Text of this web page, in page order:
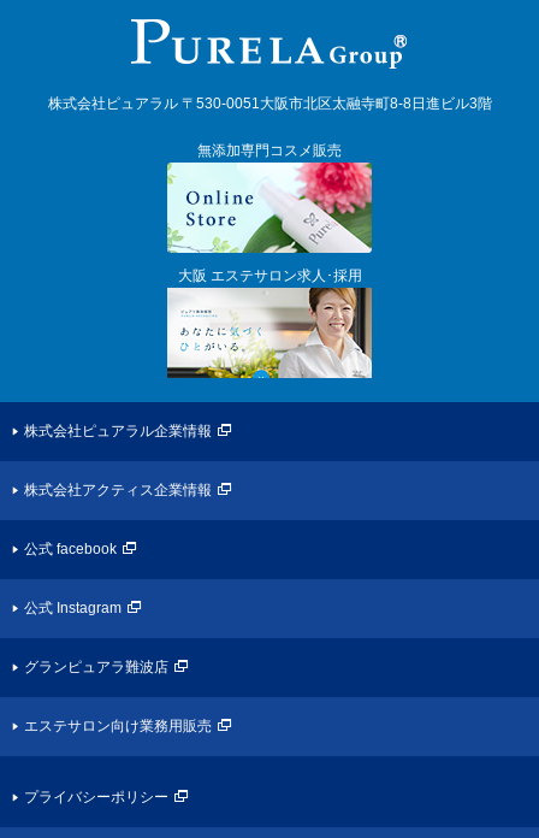
株式会社ピュアラル 〒530-0051大阪市北区太融寺町8-8日進ビル3階
無添加専門コスメ販売
大阪 エステサロン求人･採用
株式会社ピュアラル企業情報
株式会社アクティス企業情報
公式 facebook
公式 Instagram
グランピュアラ難波店
エステサロン向け業務用販売
プライバシーポリシー